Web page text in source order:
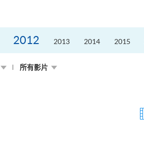
2012 2013 2014 2015
所有影片